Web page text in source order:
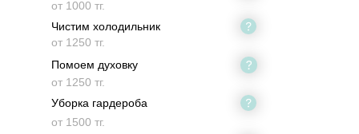
Чистим холодильник
от 1000 тг.
от 1250 тг.
Помоем духовку
Уборка гардероба
от 1250 тг.
от 1500 тг.